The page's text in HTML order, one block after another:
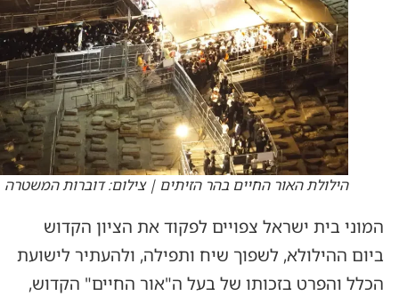
הילולת האור החיים בהר הזיתים | צילום: דוברות המשטרה
המוני בית ישראל צפויים לפקוד את הציון הקדוש
ביום ההילולא, לשפוך שיח ותפילה, ולהעתיר לישועת
הכלל והפרט בזכותו של בעל ה"אור החיים" הקדוש,